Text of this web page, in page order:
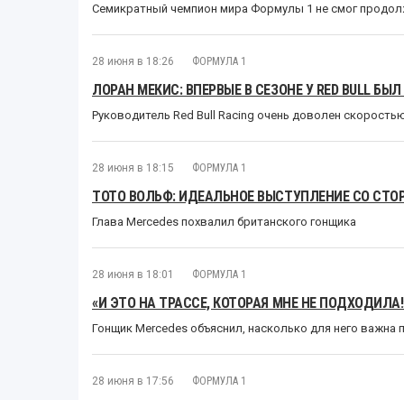
Семикратный чемпион мира Формулы 1 не смог
28 июня в 18:26 ФОРМУЛА 1
ЛОРАН МЕКИС: ВПЕРВЫЕ В СЕЗОНЕ У RED BULL
Руководитель Red Bull Racing очень доволен
28 июня в 18:15 ФОРМУЛА 1
ТОТО ВОЛЬФ: ИДЕАЛЬНОЕ ВЫСТУПЛЕНИЕ СО
Глава Mercedes похвалил британского гонщика
28 июня в 18:01 ФОРМУЛА 1
«И ЭТО НА ТРАССЕ, КОТОРАЯ МНЕ НЕ
Гонщик Mercedes объяснил, насколько для него важна
28 июня в 17:56 ФОРМУЛА 1